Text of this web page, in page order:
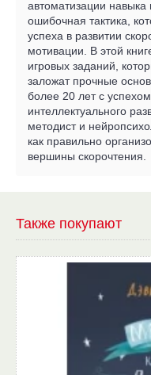
автоматизации
ошибочная тактика,
успеха в развитии
мотивации. В этой
игровых заданий,
заложат прочные
более 20 лет с
интеллектуального
методист и
как правильно
вершины скорочтения.
Также покупают